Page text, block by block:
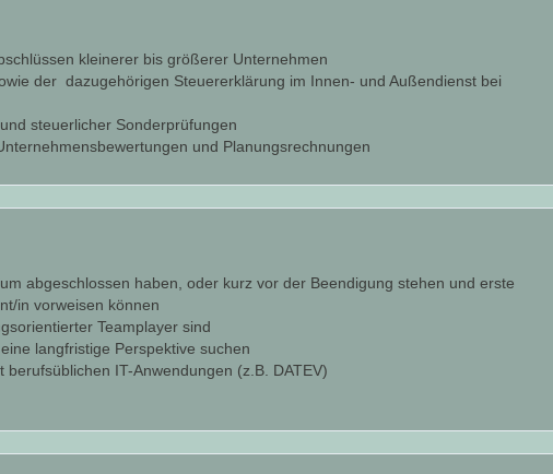
kleinerer bis größerer Unternehmen
der dazugehörigen Steuererklärung im Innen- und Außendienst bei
steuerlicher Sonderprüfungen
und Planungsrechnungen
abgeschlossen haben, oder kurz vor der Beendigung stehen und erste
in vorweisen können
Teamplayer sind
langfristige Perspektive suchen
IT-Anwendungen (z.B. DATEV)